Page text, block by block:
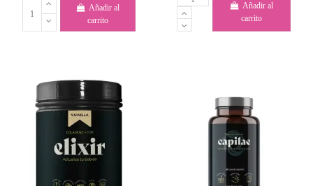
Añadir al
carrito
Añadir al
carrito